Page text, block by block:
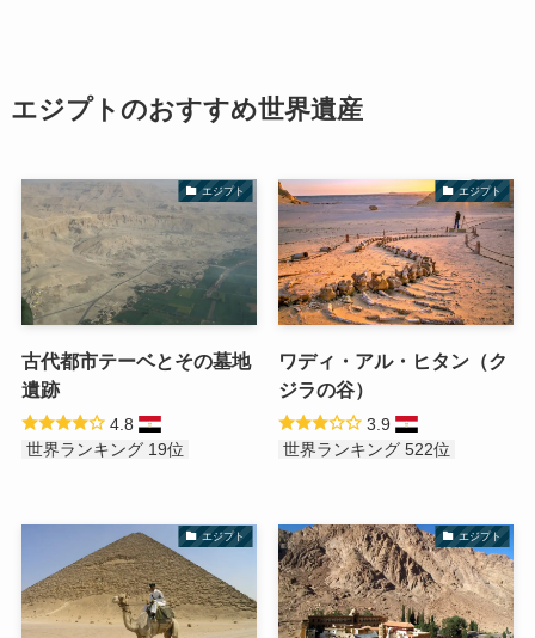
エジプトのおすすめ世界遺産
エジプト
古代都市テーベとその墓地
遺跡
4.8
世界ランキング 19位
エジプト
ワディ・アル・ヒタン（ク
ジラの谷）
3.9
世界ランキング 522位
エジプト エジプト